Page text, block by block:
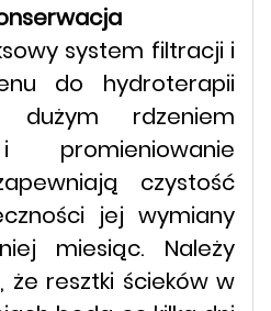
system filtracji i
do hydroterapii
rdzeniem
promieniowanie
czystość
jej wymiany
miesiąc. Należy
że resztki ścieków w